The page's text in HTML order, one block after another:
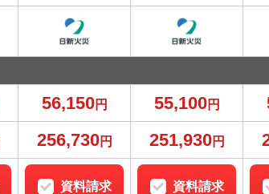
56,150円 55,100円
256,730円 251,930円
資料請求 資料請求